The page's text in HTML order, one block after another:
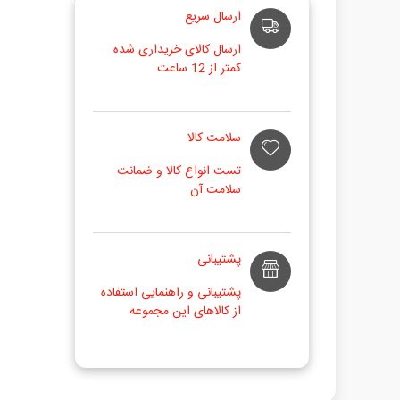
ارسال سریع
ارسال کالای خریداری شده
کمتر از 12 ساعت
سلامت کالا
تست انواع کالا و ضمانت
سلامت آن
پشتیبانی
پشتیبانی و راهنمایی استفاده
از کالاهای این مجموعه